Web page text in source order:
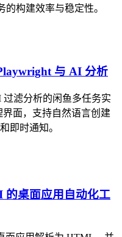
构建效率与稳定性。
与 AI 分析
过滤分析的闲鱼多任务实
界面，支持自然语言创建
即时通知。
的桌面应用自动化工